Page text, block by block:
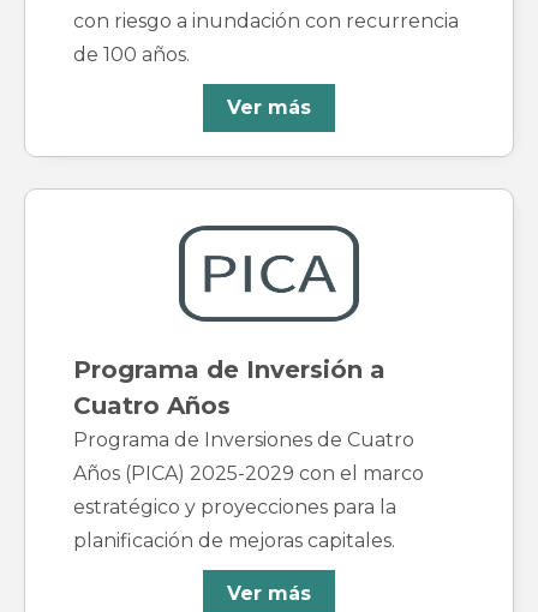
con riesgo a inundación con recurrencia
de 100 años.
Ver más
Programa de Inversión a
Cuatro Años
Programa de Inversiones de Cuatro
Años (PICA) 2025-2029 con el marco
estratégico y proyecciones para la
planificación de mejoras capitales.
Ver más